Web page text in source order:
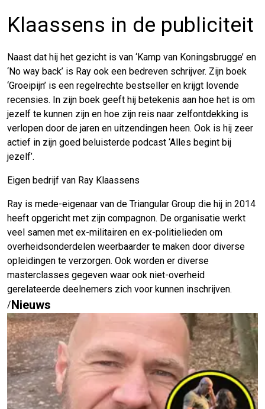
Klaassens in de publiciteit
Naast dat hij het gezicht is van ‘Kamp van Koningsbrugge’ en
‘No way back’ is Ray ook een bedreven schrijver. Zijn boek
‘Groeipijn’ is een regelrechte bestseller en krijgt lovende
recensies. In zijn boek geeft hij betekenis aan hoe het is om
jezelf te kunnen zijn en hoe zijn reis naar zelfontdekking is
verlopen door de jaren en uitzendingen heen. Ook is hij zeer
actief in zijn goed beluisterde podcast ‘Alles begint bij
jezelf’.
Eigen bedrijf van Ray Klaassens
Ray is mede-eigenaar van de Triangular Group die hij in 2014
heeft opgericht met zijn compagnon. De organisatie werkt
veel samen met ex-militairen en ex-politielieden om
overheidsonderdelen weerbaarder te maken door diverse
opleidingen te verzorgen. Ook worden er diverse
masterclasses gegeven waar ook niet-overheid
gerelateerde deelnemers zich voor kunnen inschrijven.
/Nieuws